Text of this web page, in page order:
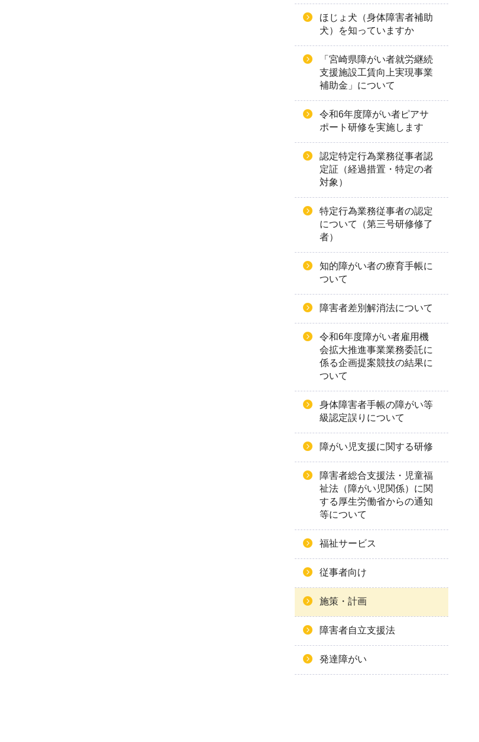
ほじょ犬（身体障害者補助
犬）を知っていますか
「宮崎県障がい者就労継続
支援施設工賃向上実現事業
補助金」について
令和6年度障がい者ピアサ
ポート研修を実施します
認定特定行為業務従事者認
定証（経過措置・特定の者
対象）
特定行為業務従事者の認定
について（第三号研修修了
者）
知的障がい者の療育手帳に
ついて
障害者差別解消法について
令和6年度障がい者雇用機
会拡大推進事業業務委託に
係る企画提案競技の結果に
ついて
身体障害者手帳の障がい等
級認定誤りについて
障がい児支援に関する研修
障害者総合支援法・児童福
祉法（障がい児関係）に関
する厚生労働省からの通知
等について
福祉サービス
従事者向け
施策・計画
障害者自立支援法
発達障がい